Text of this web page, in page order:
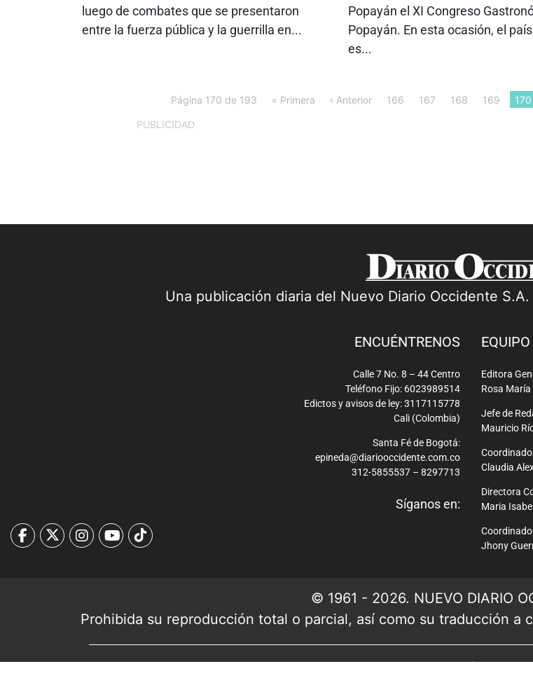
luego de combates que se presentaron
entre la fuerza pública y la guerrilla en...
Popayán el XI Congreso
Popayán. En esta ocasión, el
es...
Página 170 de 193 « Primera ‹ Anterior 166 167 168 169 170
PUBLICIDAD
Una publicación diaria del Nuevo Diario Occidente
ENCUÉNTRENOS
Calle 7 No. 8 – 44 Centro
Teléfono Fijo: 6023989514
Edictos y avisos de ley: 3117115778
Cali (Colombia)
Santa Fé de Bogotá:
epineda@diariooccidente.com.co
312-5855537 – 8297713
Síganos en:
EQUIPO
Editora
Rosa
Jefe de
Mauricio
Claudia
Directora
Maria
Jhony
© 1961 - 2026. NUEVO DIARIO
Prohibida su reproducción total o parcial, así como su traducción a